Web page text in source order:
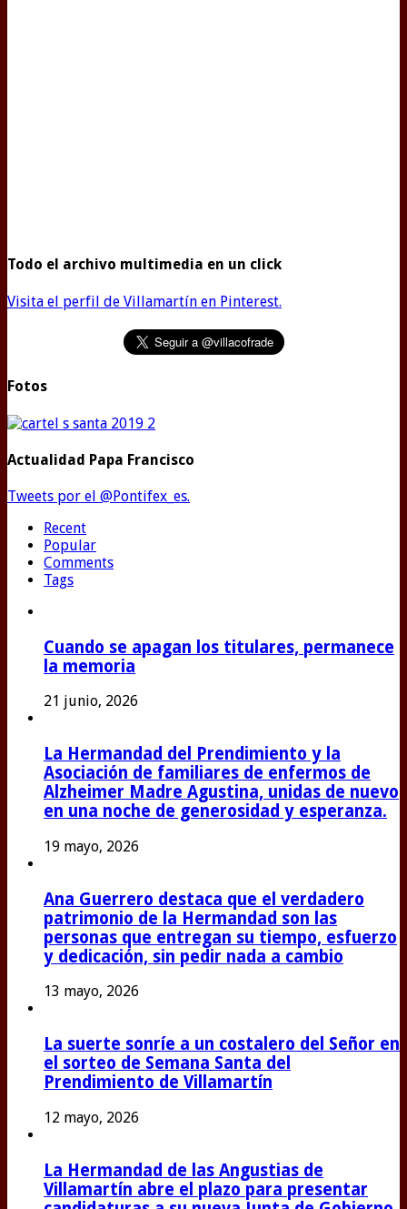
Todo el archivo multimedia en un click
Visita el perfil de Villamartín en Pinterest.
Fotos
Actualidad Papa Francisco
Tweets por el @Pontifex_es.
Recent
Popular
Comments
Tags
Cuando se apagan los titulares, permanece
la memoria
21 junio, 2026
La Hermandad del Prendimiento y la
Asociación de familiares de enfermos de
Alzheimer Madre Agustina, unidas de nuevo
en una noche de generosidad y esperanza.
19 mayo, 2026
Ana Guerrero destaca que el verdadero
patrimonio de la Hermandad son las
personas que entregan su tiempo, esfuerzo
y dedicación, sin pedir nada a cambio
13 mayo, 2026
La suerte sonríe a un costalero del Señor en
el sorteo de Semana Santa del
Prendimiento de Villamartín
12 mayo, 2026
La Hermandad de las Angustias de
Villamartín abre el plazo para presentar